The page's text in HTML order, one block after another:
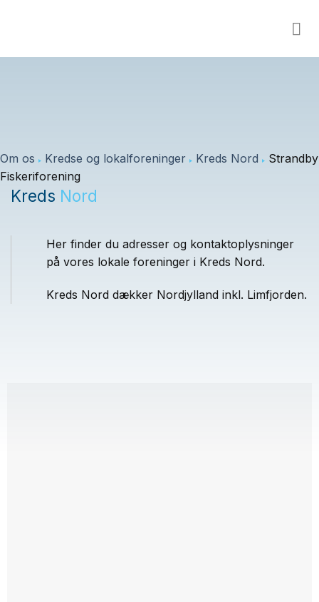
Om os Kredse og lokalforeninger Kreds Nord
Strandby
Fiskeriforening
Kreds Nord
Her finder du adresser og kontaktoplysninger
på vores lokale foreninger i Kreds Nord.
Kreds Nord dækker Nordjylland inkl. Limfjorden.